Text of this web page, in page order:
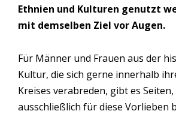
Ethnien und Kulturen genutzt
mit demselben Ziel vor Augen.
Für Männer und Frauen aus der
Kultur, die sich gerne innerhalb
Kreises verabreden, gibt es Seiten,
ausschließlich für diese Vorlieben